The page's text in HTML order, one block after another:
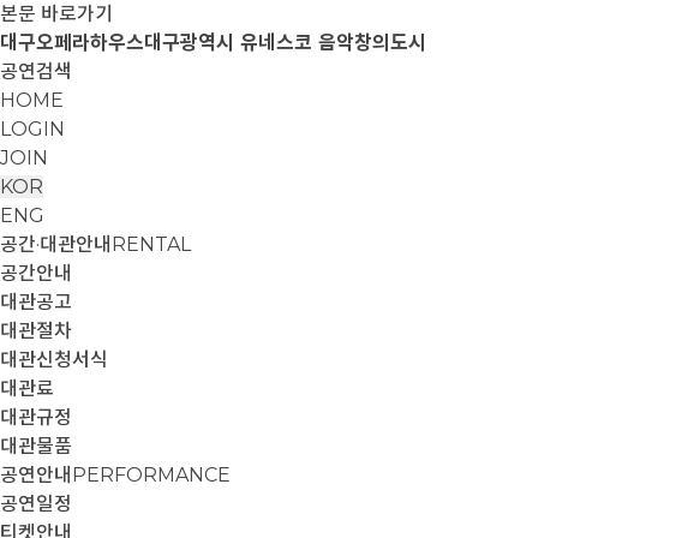
본문 바로가기
대구오페라하우스대구광역시 유네스코 음악창의도시
공연검색
HOME
LOGIN
JOIN
KOR
ENG
공간·대관안내 RENTAL
공간안내
대관공고
대관절차
대관신청서식
대관료
대관규정
대관물품
공연안내 PERFORMANCE
공연일정
티켓안내